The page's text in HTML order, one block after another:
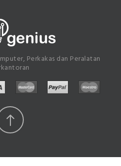
Perkakas dan Peralatan
Scroll
Top